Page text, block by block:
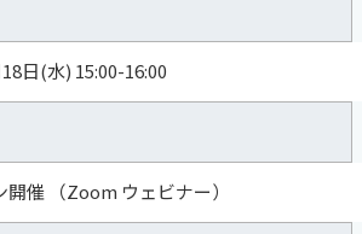
日(水) 15:00-16:00
開催 （Zoom ウェビナー）